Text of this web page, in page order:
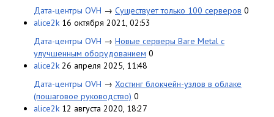
Дата-центры OVH → Существует только 100 серверов 0
alice2k 16 октября 2021, 02:53
Дата-центры OVH → Новые серверы Bare Metal с
улучшенным оборудованием 0
alice2k 26 апреля 2025, 11:48
Дата-центры OVH → Хостинг блокчейн-узлов в облаке
(пошаговое руководство) 0
alice2k 12 августа 2020, 18:27